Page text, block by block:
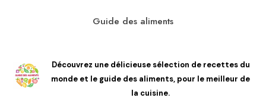
Guide des aliments
Découvrez une délicieuse sélection de recettes du
monde et le guide des aliments, pour le meilleur de
la cuisine.